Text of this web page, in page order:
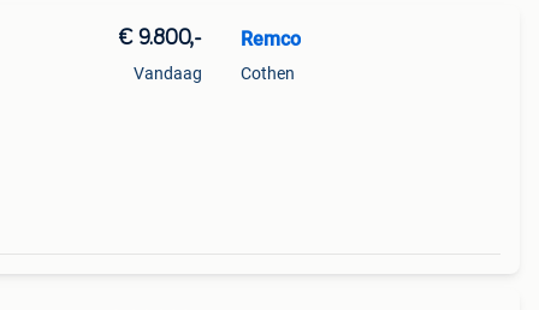
€ 9.800,-
Vandaag
Remco
Cothen